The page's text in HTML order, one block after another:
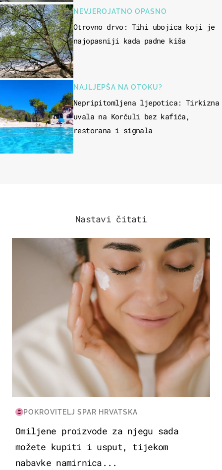
NEVJEROJATNO OPASNO
Otrovno drvo: Tihi ubojica koji je
najopasniji kada padne kiša
NAJLJEPŠA NA OTOKU?
Nepripitomljena ljepotica: Tirkizna
uvala na Korčuli bez kafića,
restorana i signala
Nastavi čitati
MODA & LJEPOTA
POKROVITELJ SPAR HRVATSKA
Omiljene proizvode za njegu sada
možete kupiti i usput, tijekom
nabavke namirnica...